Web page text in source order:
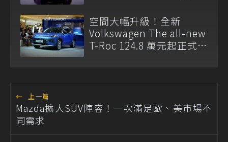
空間大幅升級！全新
Volkswagen The all-new
T-Roc 124.8 萬元起正式上
← 上一篇
Mazda擴大SUV陣容！一次滿足歐、美市場不
同需求